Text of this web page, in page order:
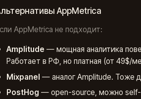
AppMetrica
AppMetrica не подходит:
Amplitude — мощная аналитика
Работает в РФ, но платная (от 49$/
Mixpanel — аналог Amplitude. Тоже
PostHog — open-source, можно self-